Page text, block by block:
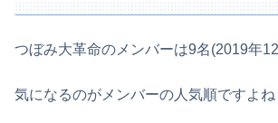
つぼみ大革命のメンバーは9名(2019年12
気になるのがメンバーの人気順ですよね